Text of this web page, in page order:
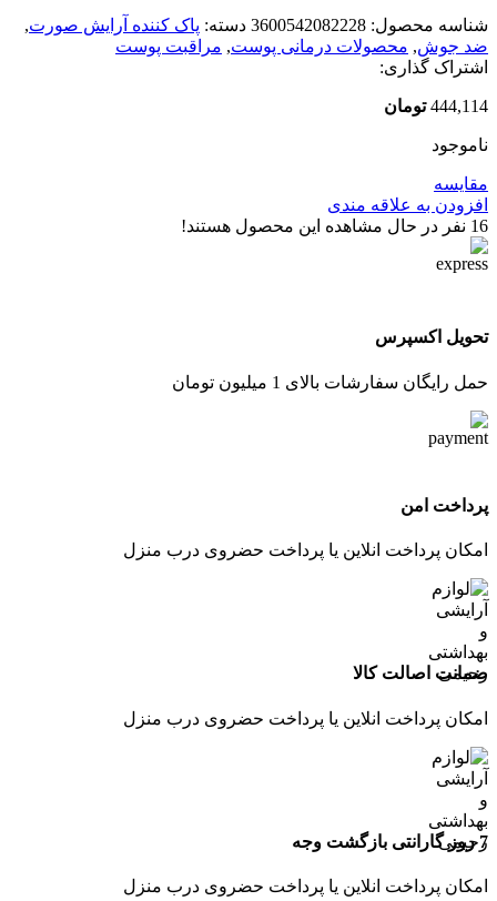
شناسه محصول: 3600542082228 دسته: پاک کننده آرایش صورت,
ضد جوش, محصولات درمانی پوست, مراقبت پوست
اشتراک گذاری:
444,114 تومان
ناموجود
مقایسه
افزودن به علاقه مندی
16 نفر در حال مشاهده این محصول هستند!
تحویل اکسپرس
حمل رایگان سفارشات بالای 1 میلیون تومان
پرداخت امن
امکان پرداخت انلاین یا پرداخت حضروی درب منزل
ضمانت اصالت کالا
امکان پرداخت انلاین یا پرداخت حضروی درب منزل
7 روز گارانتی بازگشت وجه
امکان پرداخت انلاین یا پرداخت حضروی درب منزل